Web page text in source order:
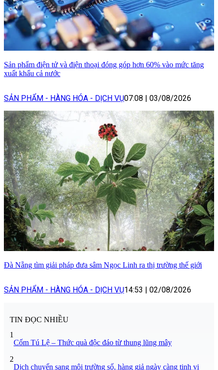
Sản phẩm điện tử và điện thoại đóng góp hơn 60% vào mức tăng
xuất khẩu cả nước
SẢN PHẨM - HÀNG HÓA - DỊCH VỤ07:08 03/08/2026
Đà Nẵng tìm giải pháp đưa sâm Ngọc Linh ra thị trường thế giới
SẢN PHẨM - HÀNG HÓA - DỊCH VỤ14:53 02/08/2026
TIN ĐỌC NHIỀU
1
Cốm Tú Lệ – Thức quà độc đáo từ thung lũng mây
2
Dịch chuyển sang môi trường số, hàng giả ngày càng tinh vi